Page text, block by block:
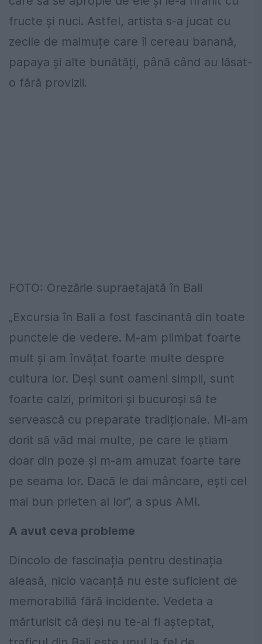
fructe și nuci. Astfel, artista s-a jucat cu
zecile de maimuțe care îi cereau banană,
papaya și alte bunătăți, până când au lăsat-
o fără provizii.
FOTO: Orezărie supraetajată în Bali
„Excursia în Bali a fost fascinantă din toate
punctele de vedere. M-am plimbat foarte
mult și am învățat foarte multe despre
cultura lor. Deși sunt oameni simpli, sunt
foarte calzi, primitori și bucuroși să te
servească cu preparate tradiționale. Mi-am
dorit să văd mai multe, pe care le știam
doar din poze și m-am amuzat foarte tare
pe seama lor. Dacă le dai mâncare, ești cel
mai bun prieten al lor”, a spus AMI.
A avut ceva probleme
Dincolo de fascinația pentru destinația
aleasă, nicio vacanță nu este suficient de
memorabiliă fără incidente. Vedeta a
mărturisit că deși nu te-ai fi așteptat,